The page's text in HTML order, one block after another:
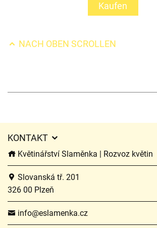
Kaufen
NACH OBEN SCROLLEN
KONTAKT
Květinářství Slaměnka | Rozvoz květin
Slovanská tř. 201
326 00 Plzeň
info@eslamenka.cz